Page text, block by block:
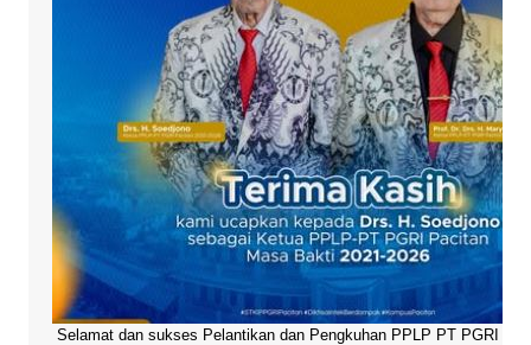
Selamat dan sukses Pelantikan dan Pengkuhan PPLP PT PGRI